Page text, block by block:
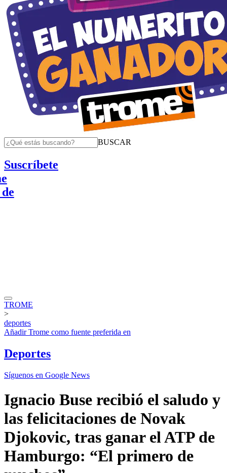
BUSCAR
Suscríbete
TROME
>
deportes
AñadirTrome como fuente preferida en
Deportes
Síguenos en Google News
Ignacio Buse recibió el saludo y
las felicitaciones de Novak
Djokovic, tras ganar el ATP de
Hamburgo: “El primero de